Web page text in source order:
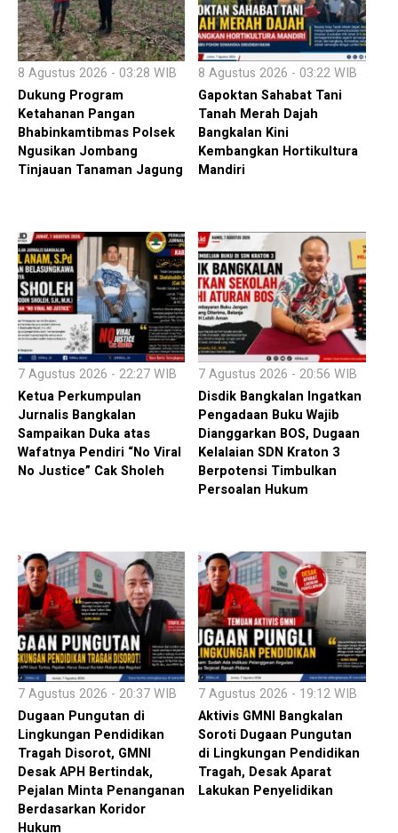
8 Agustus 2026 - 03:28 WIB
Dukung Program
Ketahanan Pangan
Bhabinkamtibmas Polsek
Ngusikan Jombang
Tinjauan Tanaman Jagung
8 Agustus 2026 - 03:22 WIB
Gapoktan Sahabat Tani
Tanah Merah Dajah
Bangkalan Kini
Kembangkan Hortikultura
Mandiri
7 Agustus 2026 - 22:27 WIB
Ketua Perkumpulan
Jurnalis Bangkalan
Sampaikan Duka atas
Wafatnya Pendiri “No Viral
No Justice” Cak Sholeh
7 Agustus 2026 - 20:56 WIB
Disdik Bangkalan Ingatkan
Pengadaan Buku Wajib
Dianggarkan BOS, Dugaan
Kelalaian SDN Kraton 3
Berpotensi Timbulkan
Persoalan Hukum
7 Agustus 2026 - 20:37 WIB
Dugaan Pungutan di
Lingkungan Pendidikan
Tragah Disorot, GMNI
Desak APH Bertindak,
Pejalan Minta Penanganan
Berdasarkan Koridor
Hukum
7 Agustus 2026 - 19:12 WIB
Aktivis GMNI Bangkalan
Soroti Dugaan Pungutan
di Lingkungan Pendidikan
Tragah, Desak Aparat
Lakukan Penyelidikan